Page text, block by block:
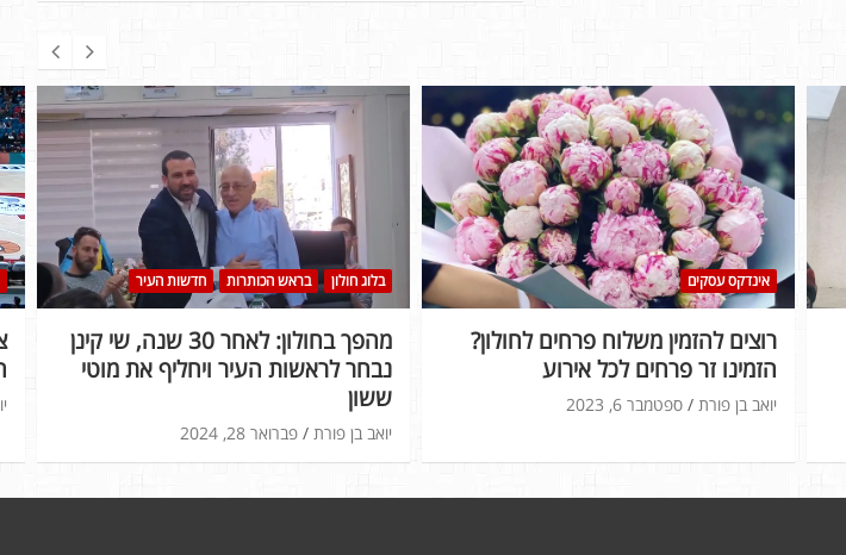
בלוג חולון בראש הכותרות חדשות העיר
מהפך בחולון: לאחר 30 שנה, שי קינן
נבחר לראשות העיר ויחליף את מוטי
ששון
פברואר 28, 2024 יואב בן פורת
אינדקס עסקים
רוצים להזמין משלוח פרחים לחולון?
הזמינו זר פרחים לכל אירוע
ספטמבר 6, 2023 יואב בן פורת